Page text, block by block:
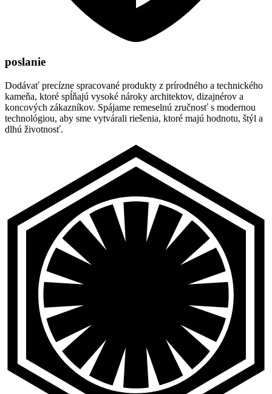
poslanie
Dodávať precízne spracované produkty z prírodného a technického
kameňa, ktoré spĺňajú vysoké nároky architektov, dizajnérov a
koncových zákazníkov. Spájame remeselnú zručnosť s modernou
technológiou, aby sme vytvárali riešenia, ktoré majú hodnotu, štýl a
dlhú životnosť.